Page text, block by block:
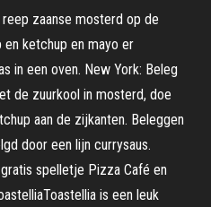
zaanse mosterd op de
ketchup en mayo er
in een oven. New York: Beleg
de zuurkool in mosterd, doe
aan de zijkanten. Beleggen
door een lijn currysaus.
spelletje Pizza Café en
is een leuk